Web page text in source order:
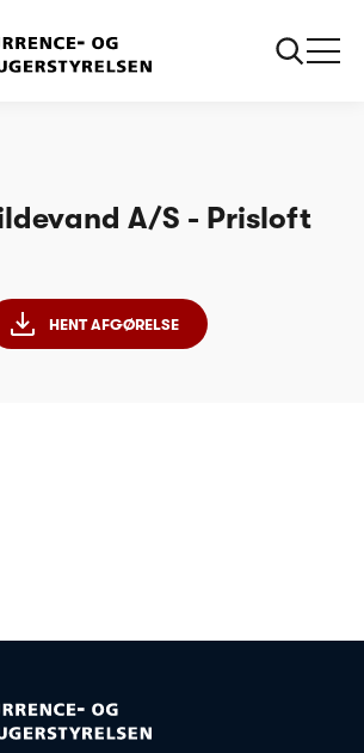
A/S - Prisloft
HENT AFGØRELSE